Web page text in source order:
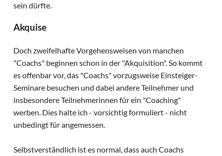
sein dürfte.
Akquise
Doch zweifelhafte Vorgehensweisen von manchen
"Coachs" beginnen schon in der "Akquisition". So kommt
es offenbar vor, das "Coachs" vorzugsweise Einsteiger-
Seminare besuchen und dabei andere Teilnehmer und
insbesondere Teilnehmerinnen für ein "Coaching"
werben. Dies halte ich - vorsichtig formuliert - nicht
unbedingt für angemessen.
Selbstverständlich ist es normal, dass auch Coachs